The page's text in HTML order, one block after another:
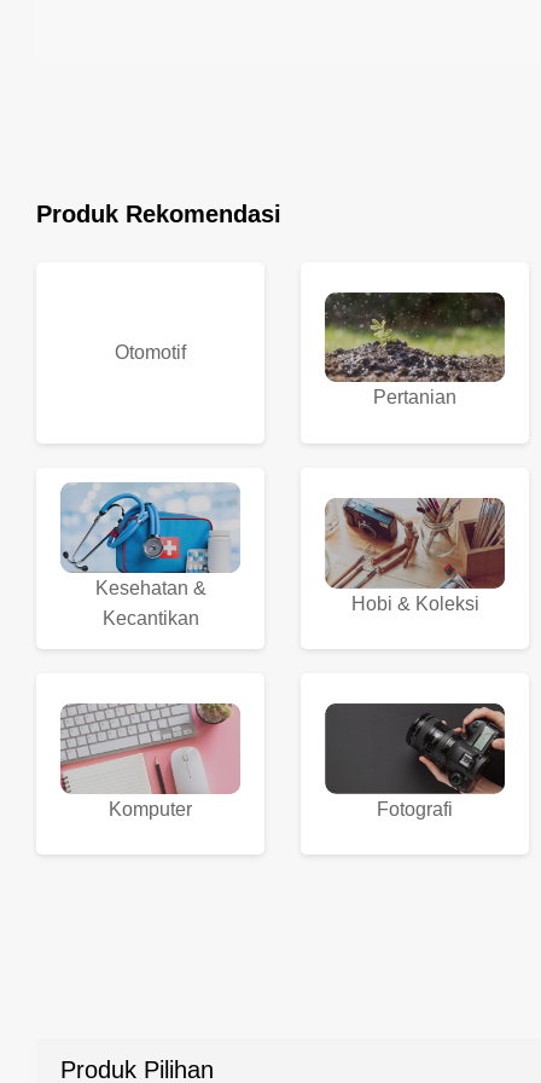
Produk Rekomendasi
Otomotif
Pertanian
Kesehatan &
Kecantikan
Hobi & Koleksi
Komputer Fotografi
Produk Pilihan